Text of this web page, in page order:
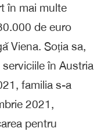
în mai multe
de euro
Viena. Soția sa,
în Austria
familia s-a
2021,
pentru